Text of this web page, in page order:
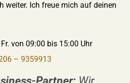
weiter. Ich freue mich auf deinen
von 09:00 bis 15:00 Uhr
– 9359913